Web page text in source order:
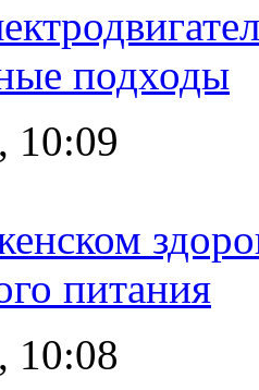
подходы
10:09
питания
10:08